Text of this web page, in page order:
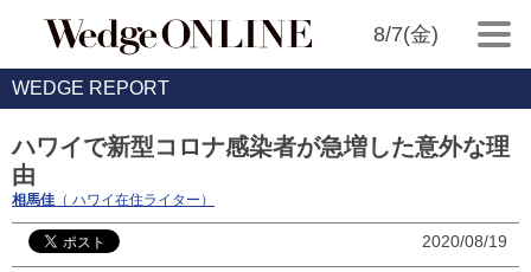
8/7(金)
WEDGE REPORT
ハワイで新型コロナ感染者が急増した意外な理
由
相馬佳 （ ハワイ在住ライター）
2020/08/19